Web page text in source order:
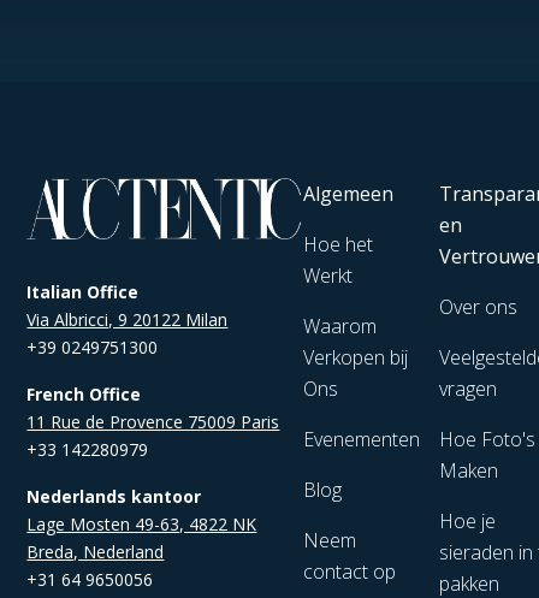
Italian Office
Via Albricci, 9 20122 Milan
+39 0249751300
French Office
11 Rue de Provence 75009 Paris
+33 142280979
Nederlands kantoor
Lage Mosten 49-63, 4822 NK
Breda, Nederland
+31 64 9650056
Algemeen
Hoe het
Werkt
Waarom
Verkopen bij
Ons
Evenementen
Blog
Neem
contact op
en
Over ons
vragen
Hoe
Maken
Hoe je
sieraden in
pakken